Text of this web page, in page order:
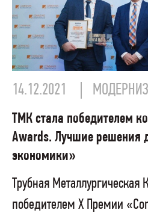
14.12.2021
ТМК стала победителем
Awards. Лучшие решения
экономики»
Трубная
победителем Х Премии